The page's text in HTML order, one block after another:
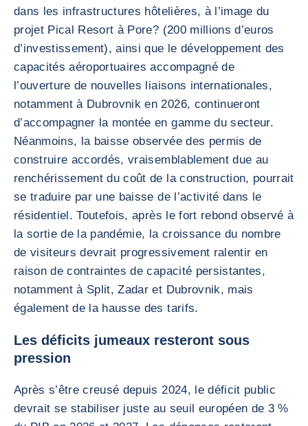
dans les infrastructures hôtelières, à l’image du
projet Pical Resort à Pore? (200 millions d’euros
d’investissement), ainsi que le développement des
capacités aéroportuaires accompagné de
l’ouverture de nouvelles liaisons internationales,
notamment à Dubrovnik en 2026, continueront
d’accompagner la montée en gamme du secteur.
Néanmoins, la baisse observée des permis de
construire accordés, vraisemblablement due au
renchérissement du coût de la construction, pourrait
se traduire par une baisse de l’activité dans le
résidentiel. Toutefois, après le fort rebond observé à
la sortie de la pandémie, la croissance du nombre
de visiteurs devrait progressivement ralentir en
raison de contraintes de capacité persistantes,
notamment à Split, Zadar et Dubrovnik, mais
également de la hausse des tarifs.
Les déficits jumeaux resteront sous
pression
Après s’être creusé depuis 2024, le déficit public
devrait se stabiliser juste au seuil européen de 3 %